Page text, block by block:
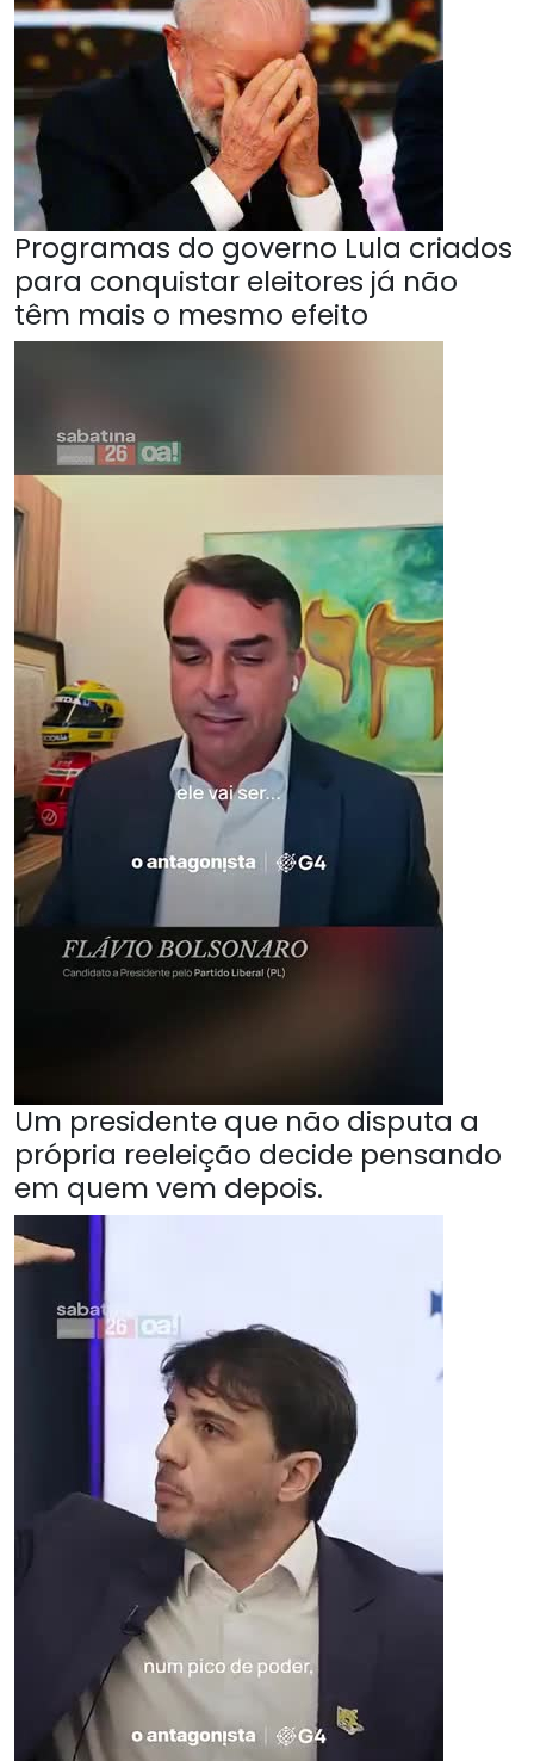
Programas do governo Lula criados
para conquistar eleitores já não
têm mais o mesmo efeito
Um presidente que não disputa a
própria reeleição decide pensando
em quem vem depois.